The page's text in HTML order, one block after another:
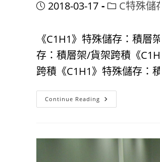
Post2018-03-17
Post
category:
C特殊儲
《C1H1》特殊儲存：積
存：積層架/貨架跨積《
跨積《C1H1》特殊儲存：
Continue Reading 《C1H1》
特
層